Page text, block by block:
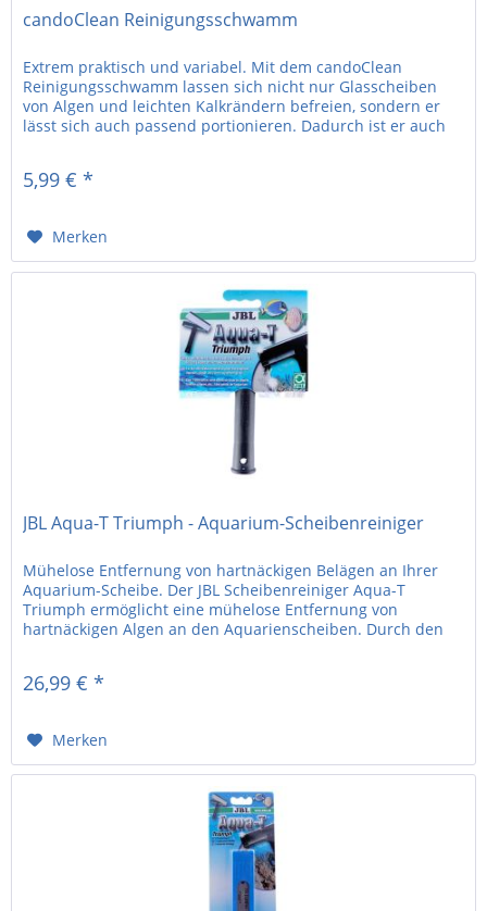
candoClean Reinigungsschwamm
Extrem praktisch und variabel. Mit dem candoClean
Reinigungsschwamm lassen sich nicht nur Glasscheiben
von Algen und leichten Kalkrändern befreien, sondern er
lässt sich auch passend portionieren. Dadurch ist er auch
5,99 € *
Merken
JBL Aqua-T Triumph - Aquarium-Scheibenreiniger
Mühelose Entfernung von hartnäckigen Belägen an Ihrer
Aquarium-Scheibe. Der JBL Scheibenreiniger Aqua-T
Triumph ermöglicht eine mühelose Entfernung von
hartnäckigen Algen an den Aquarienscheiben. Durch den
26,99 € *
Merken